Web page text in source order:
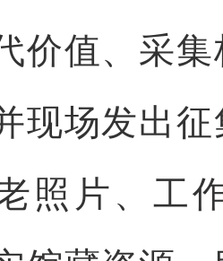
价值、采
现场发出
照片、工